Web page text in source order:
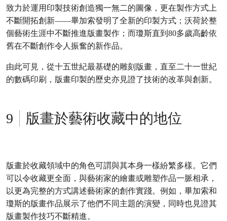
致力於運用印製技術創造獨一無二的圖像，更在製作方式上
不斷開拓創新——畢加索發明了全新的印製方式；沃荷於整
個藝術生涯中不斷推進版畫製作；而瓊斯直到80多歲高齡依
舊在不斷創作令人振奮的新作品。
由此可見，從十五世紀最基礎的雕刻版畫，直至二十一世紀
的數碼印刷，版畫印製的歷史亦見證了技術的改革與創新。
版畫於藝術收藏中的地位
版畫於收藏領域中的角色可謂與其本身一樣紛繁多樣。它們
可以令收藏更全面，與藝術家的繪畫或雕塑作品一脈相承，
以更為完整的方式講述藝術家的創作實踐。例如，畢加索和
瓊斯的版畫作品展示了他們不同主題的演變，同時也見證其
版畫製作技巧不斷精進。